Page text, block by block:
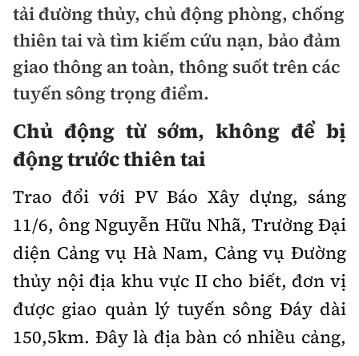
Chuyện dọc đường
Cải chính
Quy hoạch kiến trúc
Vật liệu xây dựng
Giám định chất lượng
Quản lý đô thị
Quản lý
Đường bộ
Hàng không
Đường sắt
Đăng kiểm
Đường sắt tốc độ cao
Đường thủy
Hàng hải
Đường sắt đô thị
Kinh tế
Thị trường
Chứng khoán
Bảo hiểm
Doanh nghiệp
Pháp luật
Thanh tra
An ninh hình sự
Điều tra
Pháp đình
Hỏi - Đáp
An toàn giao thông
Giao thông 24h
ATGT địa phương
Văn hóa giao thông
Lái xe an toàn
Chung tay vì ATGT
Chất lượng sống
Giáo dục
Y tế
Đời sống
Lao động - Công đoàn
Văn hóa - Giải Trí
Văn hóa
Showbiz
Điện ảnh
Thể thao
Bóng đá
Bình luận
Công nghệ
tải đường thủy, chủ động phòng, chống
thiên tai và tìm kiếm cứu nạn, bảo đảm
giao thông an toàn, thông suốt trên các
tuyến sông trọng điểm.
Chủ động từ sớm, không để bị
động trước thiên tai
Trao đổi với PV Báo Xây dựng, sáng
11/6, ông Nguyễn Hữu Nhã, Trưởng Đại
diện Cảng vụ Hà Nam, Cảng vụ Đường
thủy nội địa khu vực II cho biết, đơn vị
được giao quản lý tuyến sông Đáy dài
150,5km. Đây là địa bàn có nhiều cảng,